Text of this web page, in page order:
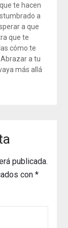
te hacen
a
a que
que te
cómo te
a tu
más allá
publicada.
con *